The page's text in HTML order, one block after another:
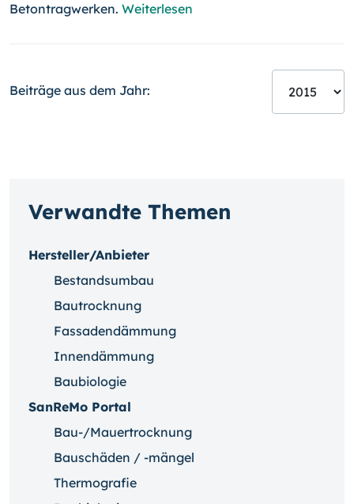
Betontrag­werken. Weiterlesen
Beiträge aus dem Jahr:
Verwandte Themen
Hersteller/Anbieter
Bestandsumbau
Bautrocknung
Fassadendämmung
Innendämmung
Baubiologie
SanReMo Portal
Bau-/Mauertrocknung
Bauschäden / -mängel
Thermografie